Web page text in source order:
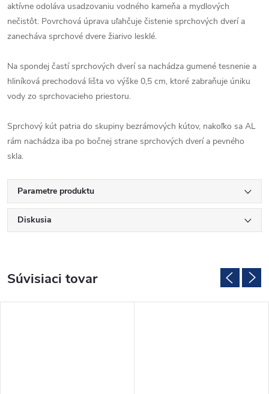
aktívne odoláva usadzovaniu vodného kameňa a mydlových
nečistôt. Povrchová úprava uľahčuje čistenie sprchových dverí a
zanecháva sprchové dvere žiarivo lesklé.
Na spondej častí sprchových dverí sa nachádza gumené tesnenie a
hliníková prechodová lišta vo výške 0,5 cm, ktoré zabraňuje úniku
vody zo sprchovacieho priestoru.
Sprchový kút patria do skupiny bezrámových kútov, nakoľko sa AL
rám nachádza iba po bočnej strane sprchových dverí a pevného
skla.
Parametre produktu
Diskusia
Súvisiaci tovar